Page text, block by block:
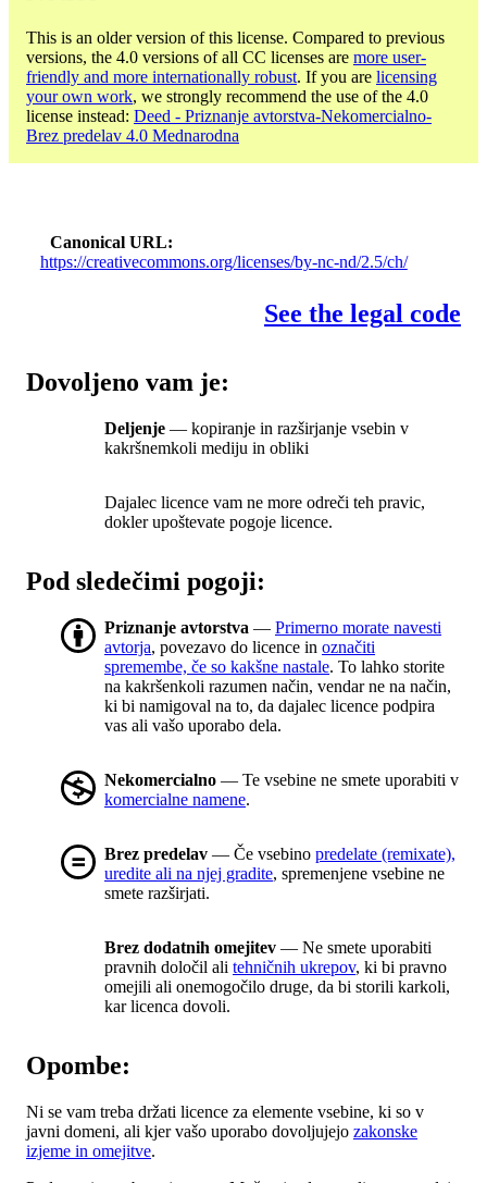
This is an older version of this license. Compared to previous
versions, the 4.0 versions of all CC licenses are more user-
friendly and more internationally robust. If you are licensing
your own work, we strongly recommend the use of the 4.0
license instead: Deed - Priznanje avtorstva-Nekomercialno-
Brez predelav 4.0 Mednarodna
Canonical URL
https://creativecommons.org/licenses/by-nc-nd/2.5/ch/
See the legal code
Dovoljeno vam je:
Deljenje — kopiranje in razširjanje vsebin v
kakršnemkoli mediju in obliki
Dajalec licence vam ne more odreči teh pravic,
dokler upoštevate pogoje licence.
Pod sledečimi pogoji:
Priznanje avtorstva — Primerno morate navesti
avtorja, povezavo do licence in označiti
spremembe, če so kakšne nastale. To lahko storite
na kakršenkoli razumen način, vendar ne na način,
ki bi namigoval na to, da dajalec licence podpira
vas ali vašo uporabo dela.
Nekomercialno — Te vsebine ne smete uporabiti v
komercialne namene.
Brez predelav — Če vsebino predelate (remixate),
uredite ali na njej gradite, spremenjene vsebine ne
smete razširjati.
Brez dodatnih omejitev — Ne smete uporabiti
pravnih določil ali tehničnih ukrepov, ki bi pravno
omejili ali onemogočilo druge, da bi storili karkoli,
kar licenca dovoli.
Opombe:
Ni se vam treba držati licence za elemente vsebine, ki so v
javni domeni, ali kjer vašo uporabo dovoljujejo zakonske
izjeme in omejitve.